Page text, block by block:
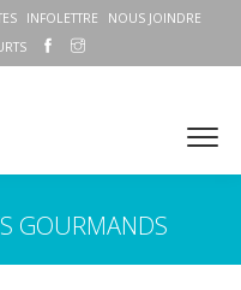
INFOLETTRE
NOUS JOINDRE
GOURMANDS